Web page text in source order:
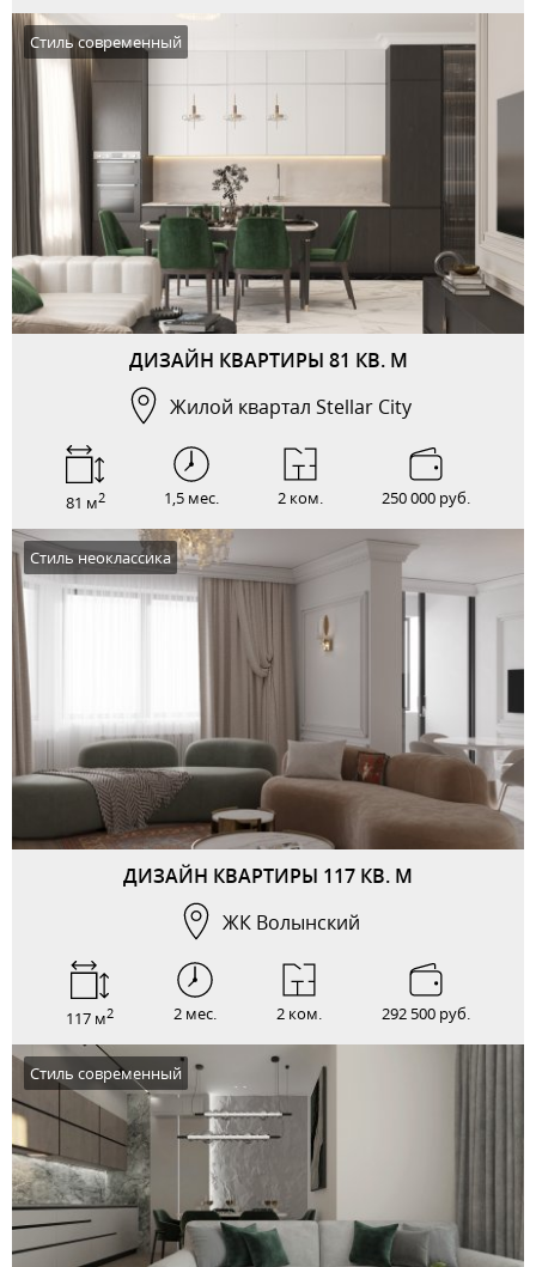
ДИЗАЙН КВАРТИРЫ 81 КВ. М
Жилой квартал Stellar City
Стиль современный
81 м2 1,5 мес. 2 ком. 250 000 руб.
ДИЗАЙН КВАРТИРЫ 117 КВ. М
ЖК Волынский
Стиль неоклассика
117 м2 2 мес. 2 ком. 292 500 руб.
Стиль современный